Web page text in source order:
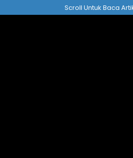
ke
Scroll Untuk Baca